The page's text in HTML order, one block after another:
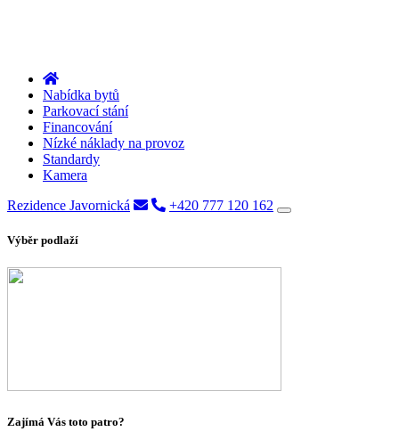
Nabídka bytů
Parkovací stání
Financování
Nízké náklady na provoz
Standardy
Kamera
Rezidence Javornická
+420 777 120 162
Výběr podlaží
Zajímá Vás toto patro?